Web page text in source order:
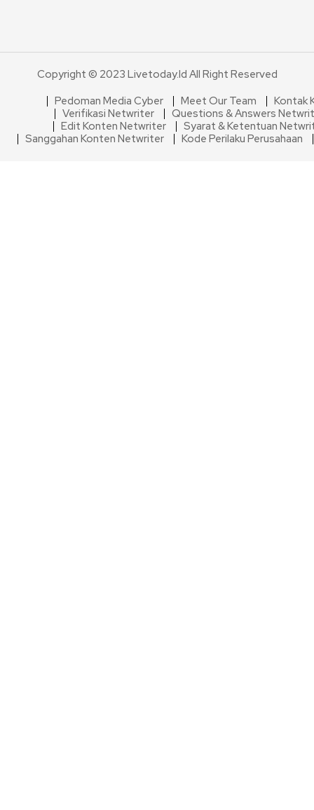
Copyright © 2023 Livetoday.id All Right Reserved
Pedoman Media Cyber
Meet Our Team
Kontak
Verifikasi Netwriter
Questions & Answers
Edit Konten Netwriter
Syarat & Ketentuan
Sanggahan Konten Netwriter
Kode Perilaku Perusahaan